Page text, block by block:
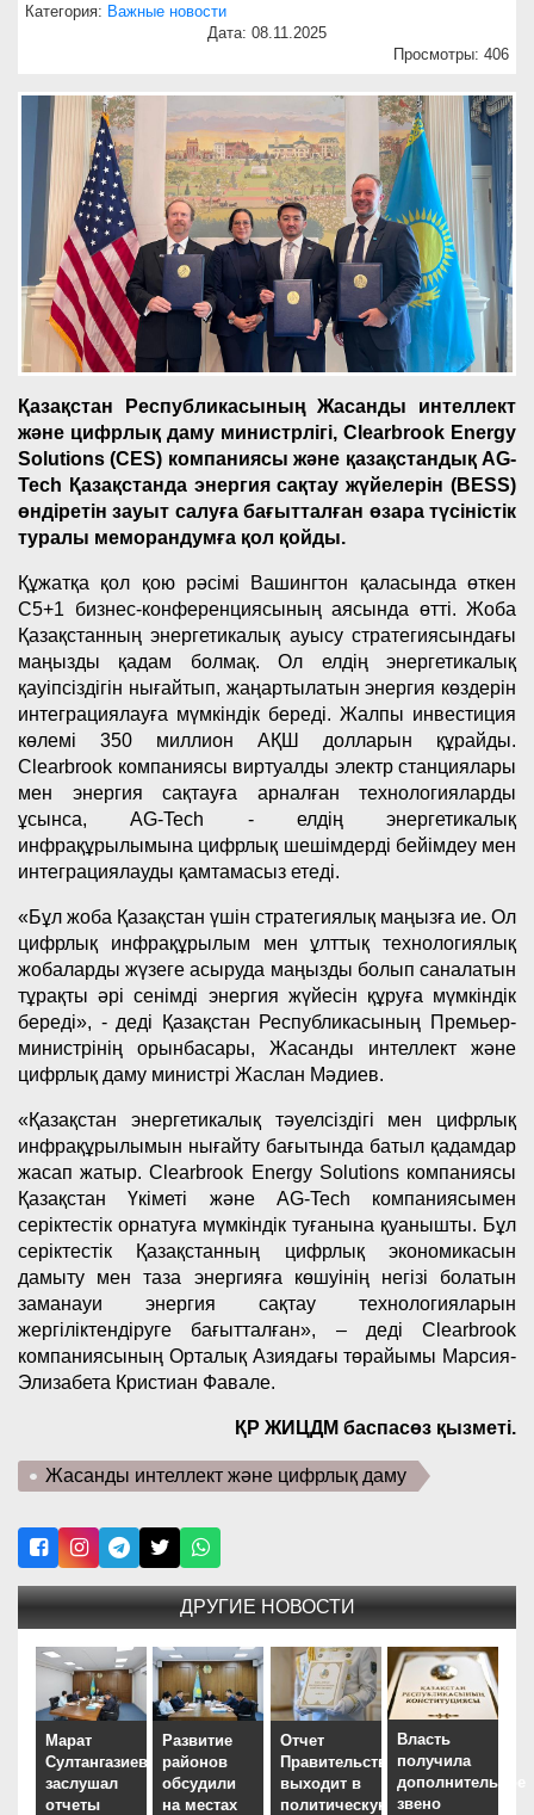
Категория: Важные новости
Дата: 08.11.2025
Просмотры: 406
Қазақстан Республикасының Жасанды интеллект
және цифрлық даму министрлігі, Clearbrook Energy
Solutions (CES) компаниясы және қазақстандық AG-
Tech Қазақстанда энергия сақтау жүйелерін (BESS)
өндіретін зауыт салуға бағытталған өзара түсіністік
туралы меморандумға қол қойды.
Құжатқа қол қою рәсімі Вашингтон қаласында өткен
C5+1 бизнес-конференциясының аясында өтті. Жоба
Қазақстанның энергетикалық ауысу стратегиясындағы
маңызды қадам болмақ. Ол елдің энергетикалық
қауіпсіздігін нығайтып, жаңартылатын энергия көздерін
интеграциялауға мүмкіндік береді. Жалпы инвестиция
көлемі 350 миллион АҚШ долларын құрайды.
Clearbrook компаниясы виртуалды электр станциялары
мен энергия сақтауға арналған технологияларды
ұсынса, AG-Tech - елдің энергетикалық
инфрақұрылымына цифрлық шешімдерді бейімдеу мен
интеграциялауды қамтамасыз етеді.
«Бұл жоба Қазақстан үшін стратегиялық маңызға ие. Ол
цифрлық инфрақұрылым мен ұлттық технологиялық
жобаларды жүзеге асыруда маңызды болып саналатын
тұрақты әрі сенімді энергия жүйесін құруға мүмкіндік
береді», - деді Қазақстан Республикасының Премьер-
министрінің орынбасары, Жасанды интеллект және
цифрлық даму министрі Жаслан Мәдиев.
«Қазақстан энергетикалық тәуелсіздігі мен цифрлық
инфрақұрылымын нығайту бағытында батыл қадамдар
жасап жатыр. Clearbrook Energy Solutions компаниясы
Қазақстан Үкіметі және AG-Tech компаниясымен
серіктестік орнатуға мүмкіндік туғанына қуанышты. Бұл
серіктестік Қазақстанның цифрлық экономикасын
дамыту мен таза энергияға көшуінің негізі болатын
заманауи энергия сақтау технологияларын
жергіліктендіруге бағытталған», – деді Clearbrook
компаниясының Орталық Азиядағы төрайымы Марсия-
Элизабета Кристиан Фавале.
ҚР ЖИЦДМ баспасөз қызметі.
Жасанды интеллект және цифрлық даму
ДРУГИЕ НОВОСТИ
Марат
Султангазиев
заслушал
отчеты
Развитие
районов
обсудили
на местах
Отчет
Правительства
выходит в
политическую
Власть
получила
дополнительное
звено